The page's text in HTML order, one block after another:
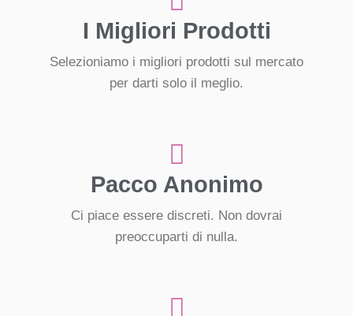
I Migliori Prodotti
Selezioniamo i migliori prodotti sul mercato
per darti solo il meglio.
Pacco Anonimo
Ci piace essere discreti. Non dovrai
preoccuparti di nulla.